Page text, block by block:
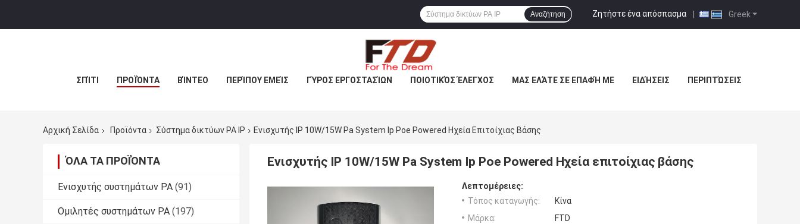
Greek
Ζητήστε ένα απόσπασμα |
Αναζήτηση
ΣΠΊΤΙ ΠΡΟΪΌΝΤΑ ΒΊΝΤΕΟ ΠΕΡΊΠΟΥ ΕΜΕΊΣ ΓΎΡΟΣ ΕΡΓΟΣΤΑΣΊΩΝ ΠΟΙΟΤΙΚΌΣ ΈΛΕΓΧΟΣ ΜΑΣ ΕΛΆΤΕ ΣΕ ΕΠΑΦΉ ΜΕ ΕΙΔΉΣΕΙΣ ΠΕΡΙΠΤΏΣΕΙΣ
Αρχική Σελίδα Προϊόντα Σύστημα δικτύων PA IP Ενισχυτής IP 10W/15W Pa System Ip Poe Powered Ηχεία Επιτοίχιας Βάσης
ΌΛΑ ΤΑ ΠΡΟΪΌΝΤΑ
Ενισχυτής συστημάτων PA (91)
Ομιλητές συστημάτων PA (197)
Ενισχυτής IP 10W/15W Pa System Ip Poe Powered Ηχεία επιτοίχιας βάσης
Λεπτομέρειες:
Τόπος καταγωγής:
Κίνα
Μάρκα:
FTD